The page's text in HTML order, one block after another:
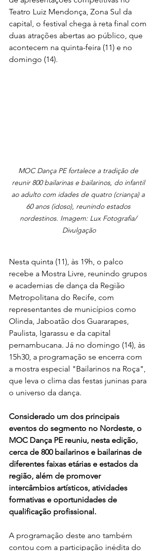
Teatro Luiz Mendonça, Zona Sul da
capital, o festival chega à reta final com
duas atrações abertas ao público, que
acontecem na quinta-feira (11) e no
domingo (14).
MOC Dança PE fortalece a tradição de
reunir 800 bailarinas e bailarinos, do infantil
ao adulto com idades de quatro (criança) a
60 anos (idoso), reunindo estados
nordestinos. Imagem: Lux Fotografia/
Divulgação
Nesta quinta (11), às 19h, o palco
recebe a Mostra Livre, reunindo grupos
e academias de dança da Região
Metropolitana do Recife, com
representantes de municípios como
Olinda, Jaboatão dos Guararapes,
Paulista, Igarassu e da capital
pernambucana. Já no domingo (14), às
15h30, a programação se encerra com
a mostra especial "Bailarinos na Roça",
que leva o clima das festas juninas para
o universo da dança.
Considerado um dos principais
eventos do segmento no Nordeste, o
MOC Dança PE reuniu, nesta edição,
cerca de 800 bailarinos e bailarinas de
diferentes faixas etárias e estados da
região, além de promover
intercâmbios artísticos, atividades
formativas e oportunidades de
qualificação profissional.
A programação deste ano também
contou com a participação inédita do